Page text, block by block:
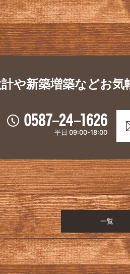
や新築増築などお気
平日 09:00-18:00
一覧